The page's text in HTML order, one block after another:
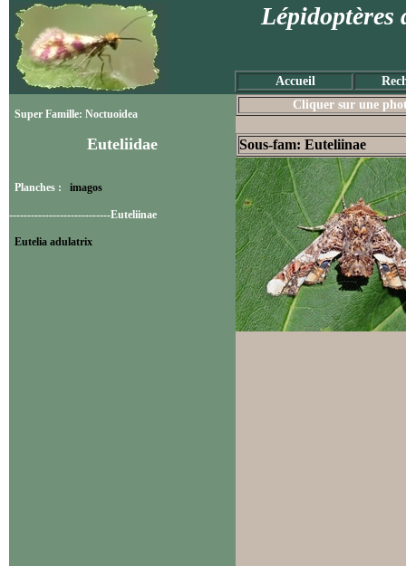
Lépidoptères
Accueil
Super Famille: Noctuoidea
Euteliidae
Planches : imagos
----------------------------Euteliinae
Eutelia adulatrix
Cliquer sur une
Sous-fam: Euteliinae